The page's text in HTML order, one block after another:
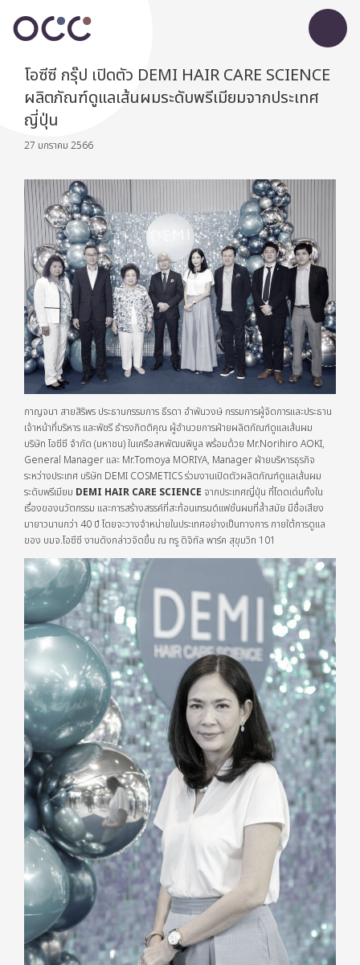
โอซีซี กรุ๊ป เปิดตัว DEMI HAIR CARE SCIENCE
ผลิตภัณฑ์ดูแลเส้นผมระดับพรีเมียมจากประเทศ
ญี่ปุ่น
27 มกราคม 2566
กาญจนา สายสิริพร ประธานกรรมการ ธีรดา อำพันวงษ์ กรรมการผู้จัดการและประธาน
เจ้าหน้าที่บริหาร และพัชรี ธำรงกิตติคุณ ผู้อำนวยการฝ่ายผลิตภัณฑ์ดูแลเส้นผม
บริษัท โอซีซี จำกัด (มหาชน) ในเครือสหพัฒนพิบูล พร้อมด้วย Mr.Norihiro AOKI,
General Manager และ Mr.Tomoya MORIYA, Manager ฝ่ายบริหารธุรกิจ
ระหว่างประเทศ บริษัท DEMI COSMETICS ร่วมงานเปิดตัวผลิตภัณฑ์ดูแลเส้นผม
ระดับพรีเมียม DEMI HAIR CARE SCIENCE จากประเทศญี่ปุ่น ที่โดดเด่นทั้งใน
เรื่องของนวัตกรรม และการสร้างสรรค์ที่สะท้อนเทรนด์แฟชั่นผมที่ล้ำสมัย มีชื่อเสียง
มายาวนานกว่า 40 ปี โดยจะวางจำหน่ายในประเทศอย่างเป็นทางการ ภายใต้การดูแล
ของ บมจ.โอซีซี งานดังกล่าวจัดขึ้น ณ ทรู ดิจิทัล พาร์ค สุขุมวิท 101